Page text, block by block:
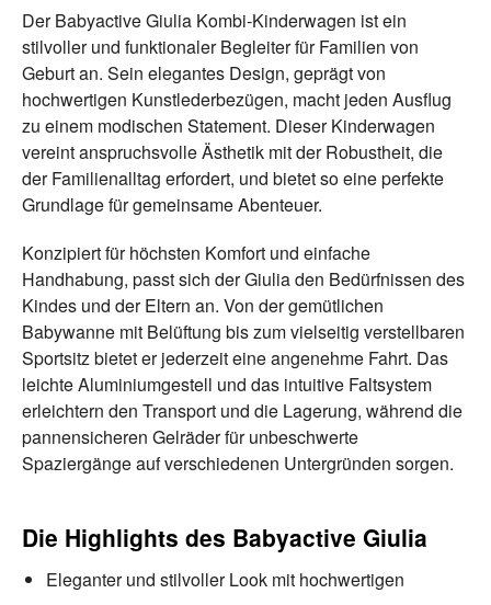
Der Babyactive Giulia Kombi-Kinderwagen ist ein
stilvoller und funktionaler Begleiter für Familien von
Geburt an. Sein elegantes Design, geprägt von
hochwertigen Kunstlederbezügen, macht jeden Ausflug
zu einem modischen Statement. Dieser Kinderwagen
vereint anspruchsvolle Ästhetik mit der Robustheit, die
der Familienalltag erfordert, und bietet so eine perfekte
Grundlage für gemeinsame Abenteuer.
Konzipiert für höchsten Komfort und einfache
Handhabung, passt sich der Giulia den Bedürfnissen des
Kindes und der Eltern an. Von der gemütlichen
Babywanne mit Belüftung bis zum vielseitig verstellbaren
Sportsitz bietet er jederzeit eine angenehme Fahrt. Das
leichte Aluminiumgestell und das intuitive Faltsystem
erleichtern den Transport und die Lagerung, während die
pannensicheren Gelräder für unbeschwerte
Spaziergänge auf verschiedenen Untergründen sorgen.
Die Highlights des Babyactive Giulia
Eleganter und stilvoller Look mit hochwertigen